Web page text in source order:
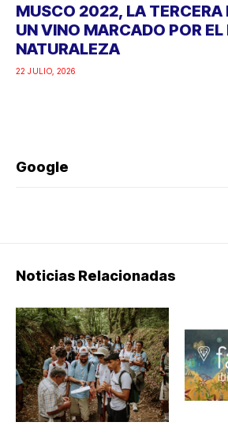
MUSCO 2022, LA TERCERA
UN VINO MARCADO POR
NATURALEZA
22 JULIO, 2026
Google
Noticias Relacionadas